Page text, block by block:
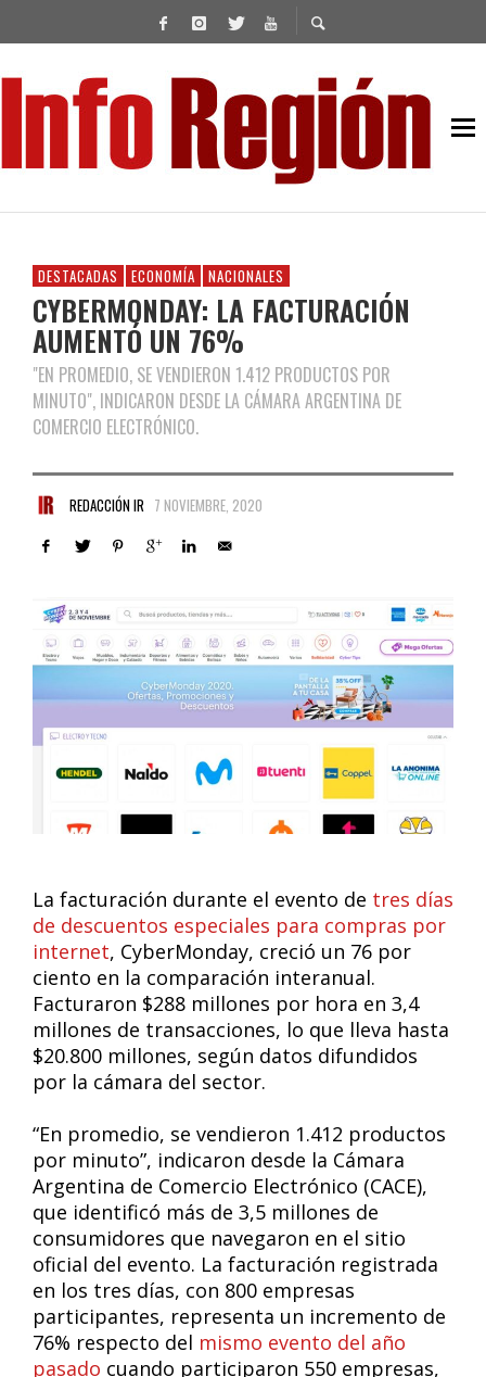
DESTACADAS ECONOMÍA NACIONALES
CYBERMONDAY: LA FACTURACIÓN
AUMENTÓ UN 76%
"EN PROMEDIO, SE VENDIERON 1.412 PRODUCTOS POR
MINUTO", INDICARON DESDE LA CÁMARA ARGENTINA DE
COMERCIO ELECTRÓNICO.
REDACCIÓN IR 7 NOVIEMBRE, 2020
La facturación durante el evento de tres días
de descuentos especiales para compras por
internet, CyberMonday, creció un 76 por
ciento en la comparación interanual.
Facturaron $288 millones por hora en 3,4
millones de transacciones, lo que lleva hasta
$20.800 millones, según datos difundidos
por la cámara del sector.
“En promedio, se vendieron 1.412 productos
por minuto”, indicaron desde la Cámara
Argentina de Comercio Electrónico (CACE),
que identificó más de 3,5 millones de
consumidores que navegaron en el sitio
oficial del evento. La facturación registrada
en los tres días, con 800 empresas
participantes, representa un incremento de
76% respecto del mismo evento del año
pasado cuando participaron 550 empresas,